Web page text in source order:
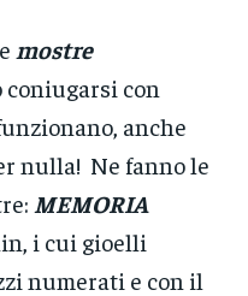
mostre
coniugarsi con
anche
nulla! Ne fanno le
MEMORIA
i cui gioelli
numerati e con il